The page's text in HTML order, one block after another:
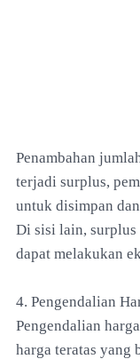
Penambahan
terjadi surplus,
untuk disimpan
Di sisi lain, surplus
dapat melakukan
4. Pengendalian
Pengendalian
harga teratas